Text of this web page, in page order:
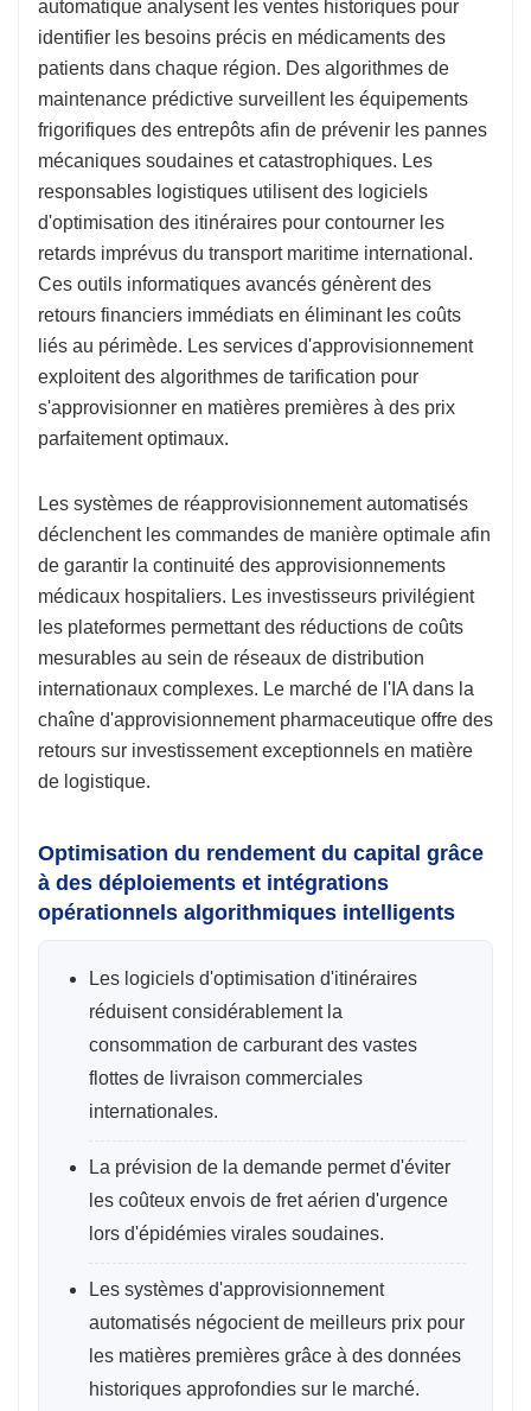
automatique analysent les ventes historiques pour
identifier les besoins précis en médicaments des
patients dans chaque région. Des algorithmes de
maintenance prédictive surveillent les équipements
frigorifiques des entrepôts afin de prévenir les pannes
mécaniques soudaines et catastrophiques. Les
responsables logistiques utilisent des logiciels
d'optimisation des itinéraires pour contourner les
retards imprévus du transport maritime international.
Ces outils informatiques avancés génèrent des
retours financiers immédiats en éliminant les coûts
liés au périmède. Les services d'approvisionnement
exploitent des algorithmes de tarification pour
s'approvisionner en matières premières à des prix
parfaitement optimaux.
Les systèmes de réapprovisionnement automatisés
déclenchent les commandes de manière optimale afin
de garantir la continuité des approvisionnements
médicaux hospitaliers. Les investisseurs privilégient
les plateformes permettant des réductions de coûts
mesurables au sein de réseaux de distribution
internationaux complexes. Le marché de l'IA dans la
chaîne d'approvisionnement pharmaceutique offre des
retours sur investissement exceptionnels en matière
de logistique.
Optimisation du rendement du capital grâce
à des déploiements et intégrations
opérationnels algorithmiques intelligents
Les logiciels d'optimisation d'itinéraires
réduisent considérablement la
consommation de carburant des vastes
flottes de livraison commerciales
internationales.
La prévision de la demande permet d'éviter
les coûteux envois de fret aérien d'urgence
lors d'épidémies virales soudaines.
Les systèmes d'approvisionnement
automatisés négocient de meilleurs prix pour
les matières premières grâce à des données
historiques approfondies sur le marché.